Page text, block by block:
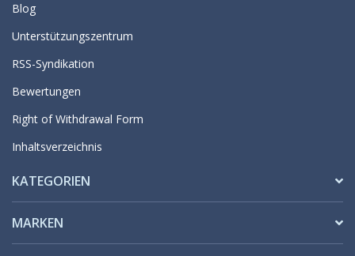
Blog
Unterstützungszentrum
RSS-Syndikation
Bewertungen
Right of Withdrawal Form
Inhaltsverzeichnis
KATEGORIEN
MARKEN